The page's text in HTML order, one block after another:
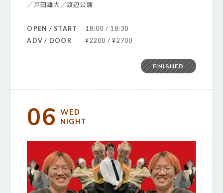
／戸田雄大／渡辺公庸
OPEN / START
18:00 / 18:30
ADV / DOOR
¥2200 / ¥2700
FINISHED
06 WED
NIGHT